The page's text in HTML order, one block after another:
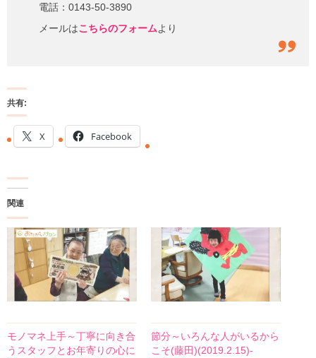
電話：0143-50-3890
メールはこちらのフォームより
共有:
X Facebook
関連
モノマネ上手～丁寧に向き合
うスタッフとお年寄りの心に
節分～いろんな人がいるから
こそ(藤田)(2019.2.15)-